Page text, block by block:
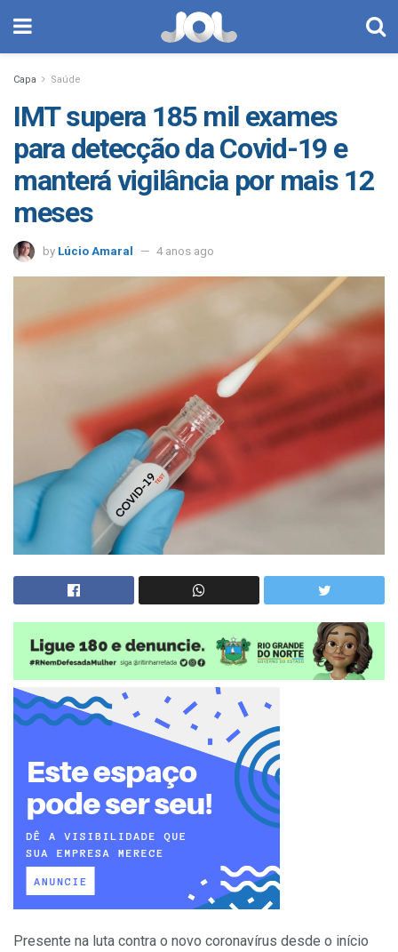
Capa Saúde
IMT supera 185 mil exames
para detecção da Covid-19 e
manterá vigilância por mais 12
meses
by Lúcio Amaral 4 anos ago
Presente na luta contra o novo coronavírus desde o início